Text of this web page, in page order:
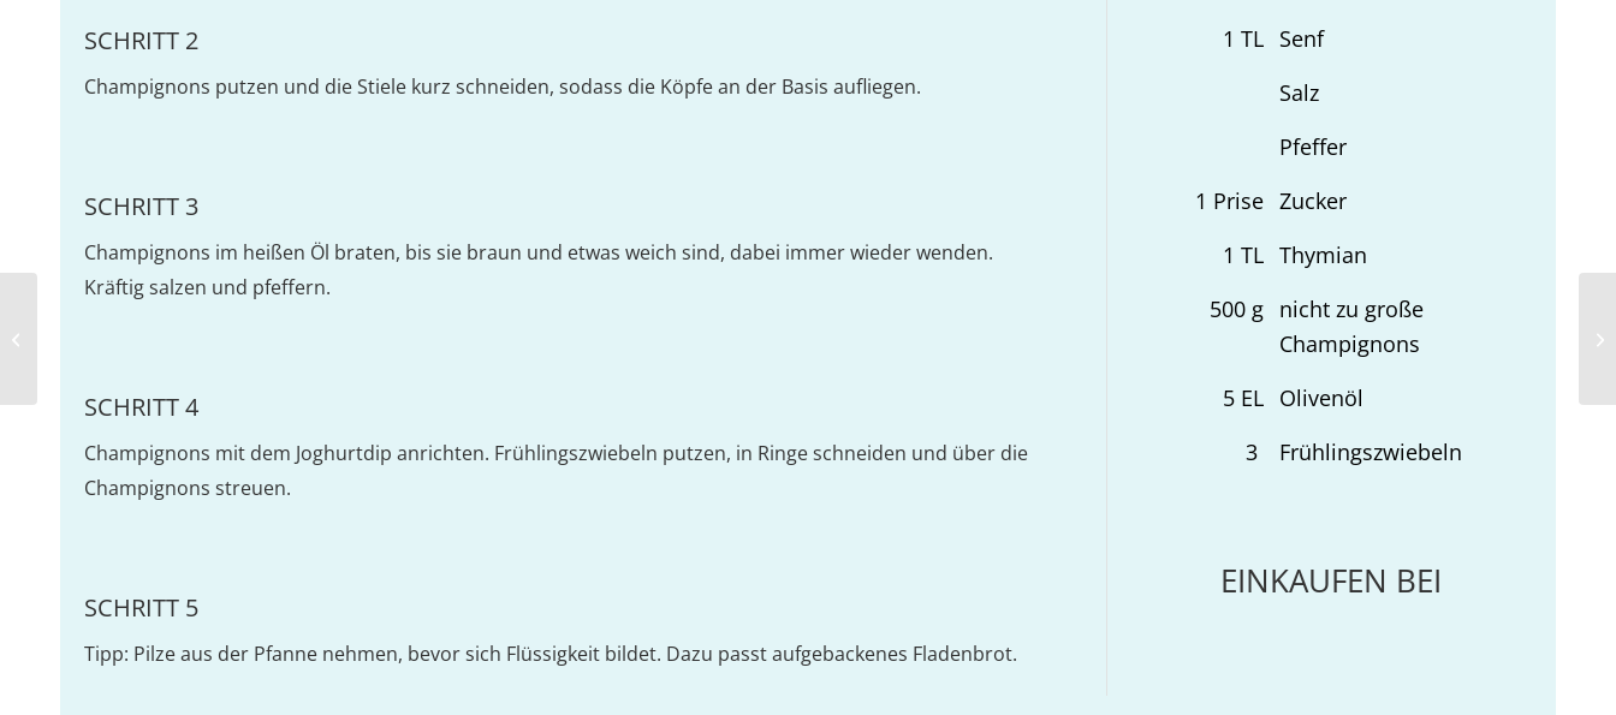
SCHRITT 2
Champignons putzen und die Stiele kurz schneiden, sodass die Köpfe an der Basis aufliegen.
SCHRITT 3
Champignons im heißen Öl braten, bis sie braun und etwas weich sind, dabei immer wieder wenden.
Kräftig salzen und pfeffern.
SCHRITT 4
Champignons mit dem Joghurtdip anrichten. Frühlingszwiebeln putzen, in Ringe schneiden und über die
Champignons streuen.
SCHRITT 5
Tipp: Pilze aus der Pfanne nehmen, bevor sich Flüssigkeit bildet. Dazu passt aufgebackenes Fladenbrot.
1 TL Senf
Salz
Pfeffer
1 Prise Zucker
1 TL Thymian
500g nicht zu große
Champignons
5EL Olivenöl
3
Frühlingszwiebeln
EINKAUFEN BEI